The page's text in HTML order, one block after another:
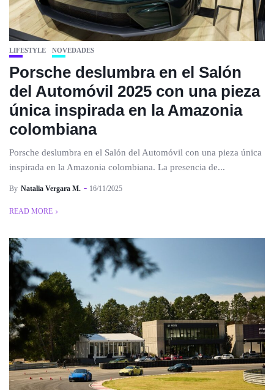
LIFESTYLE NOVEDADES
Porsche deslumbra en el Salón
del Automóvil 2025 con una pieza
única inspirada en la Amazonia
colombiana
Porsche deslumbra en el Salón del Automóvil con una pieza única
inspirada en la Amazonia colombiana. La presencia de...
By Natalia Vergara M. 16/11/2025
READ MORE